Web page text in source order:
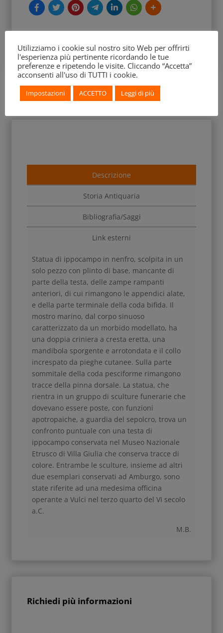
Descrizione
Storia Antiquaria
Bibliografia/Saggi
Link esterni
Statua di ippocampo in nenfro, scolpita in un
solo pezzo con plinto di base, mancante di
parte della testa, delle zampe rampanti
anteriori, di cui rimangono le appendici alate,
e della parte terminale della coda bifida. Il
mostro marino, dal corpo sinuoso
caratterizzato da un morbido modellato, ha
una doppia criniera a cresta eretta, una
mandibola sporgente e arrotondata e il collo
increspato da pieghe cutanee. Sulla parte
sommitale della coda pesciforme rimangono
tracce della pinna dorsale. La statua, che
rientra in un gruppo di sculture funerarie che
dovevano essere poste, con funzioni
apotropaiche, a guardia del sepolcro, trova un
confronto puntuale con una testa di
ippocampo conservata nel Museo Nazionale
Etrusco di Villa Giulia che conserva tracce di
colore. Entrambe le sculture, insieme ad altri
due esemplari conservati ad Amburgo, sono
state riferite ad una medesima officina
operante a Vulci nel terzo quarto del VI secolo
a.C.
M.B.
Richiedi più informazioni
Utilizziamo i cookie sul nostro sito Web per offrirti
l'esperienza più pertinente ricordando le tue
preferenze e ripetendo le visite. Cliccando “Accetta”
acconsenti all'uso di TUTTI i cookie.
Impostazioni ACCETTO Leggi di più